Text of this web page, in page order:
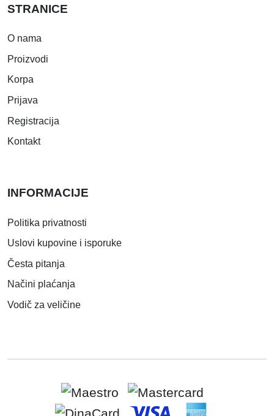
STRANICE
O nama
Proizvodi
Korpa
Prijava
Registracija
Kontakt
INFORMACIJE
Politika privatnosti
Uslovi kupovine i isporuke
Česta pitanja
Načini plaćanja
Vodič za veličine